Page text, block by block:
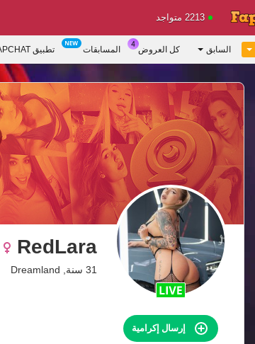
2213 متواجد
السابق كل العروض المسابقات تطبيق FAPCHAT
RedLara
31 سنة, Dreamland
إرسال إكرامية